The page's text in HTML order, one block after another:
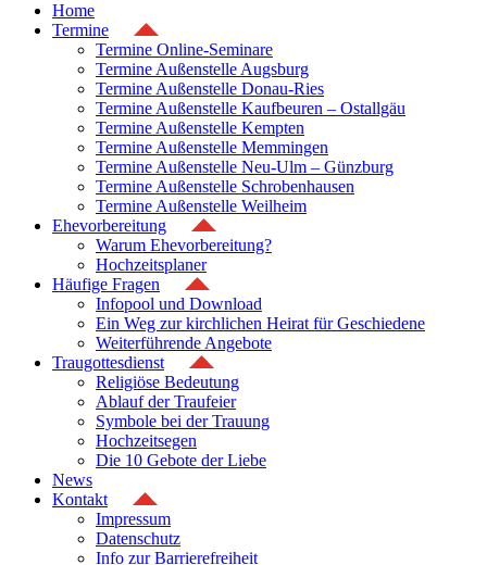
Home
Termine
Termine Online-Seminare
Termine Außenstelle Augsburg
Termine Außenstelle Donau-Ries
Termine Außenstelle Kaufbeuren – Ostallgäu
Termine Außenstelle Kempten
Termine Außenstelle Memmingen
Termine Außenstelle Neu-Ulm – Günzburg
Termine Außenstelle Schrobenhausen
Termine Außenstelle Weilheim
Ehevorbereitung
Warum Ehevorbereitung?
Hochzeitsplaner
Häufige Fragen
Infopool und Download
Ein Weg zur kirchlichen Heirat für Geschiedene
Weiterführende Angebote
Traugottesdienst
Religiöse Bedeutung
Ablauf der Traufeier
Symbole bei der Trauung
Hochzeitsegen
Die 10 Gebote der Liebe
News
Kontakt
Impressum
Datenschutz
Info zur Barrierefreiheit